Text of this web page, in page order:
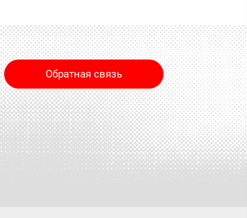
Обратная связь